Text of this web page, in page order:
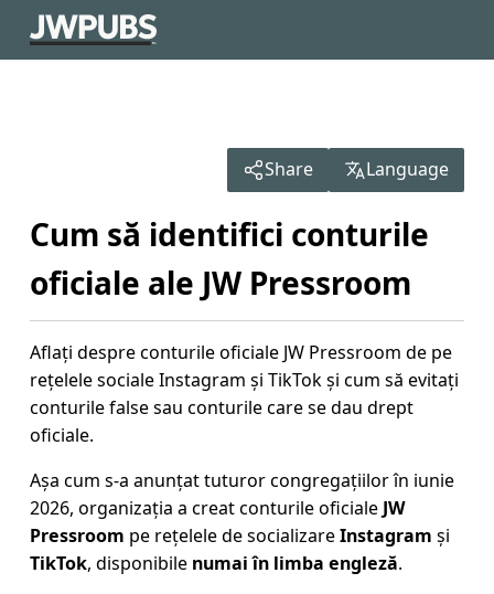
Share Language
Cum să identifici conturile
oficiale ale JW Pressroom
Aflați despre conturile oficiale JW Pressroom de pe
rețelele sociale Instagram și TikTok și cum să evitați
conturile false sau conturile care se dau drept
oficiale.
Așa cum s-a anunțat tuturor congregațiilor în iunie
2026, organizația a creat conturile oficiale JW
Pressroom pe rețelele de socializareInstagram și
TikTok, disponibile numai în limba engleză.